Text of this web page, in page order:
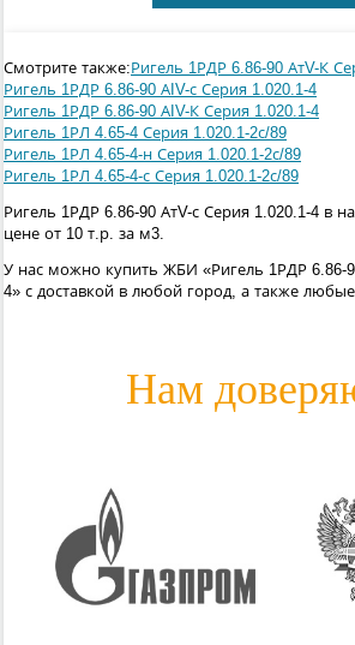
Смотрите также:Ригель 1РДР 6.86-90 АтV-К
Ригель 1РДР 6.86-90 АIV-с Серия 1.020.1-4
Ригель 1РДР 6.86-90 АIV-К Серия 1.020.1-4
Ригель 1РЛ 4.65-4 Серия 1.020.1-2с/89
Ригель 1РЛ 4.65-4-н Серия 1.020.1-2с/89
Ригель 1РЛ 4.65-4-с Серия 1.020.1-2с/89
Ригель 1РДР 6.86-90 АтV-с Серия 1.020.1-4 в
цене от 10 т.р. за м3.
У нас можно купить ЖБИ «Ригель 1РДР 6.86-
4» с доставкой в любой город, а также
Нам